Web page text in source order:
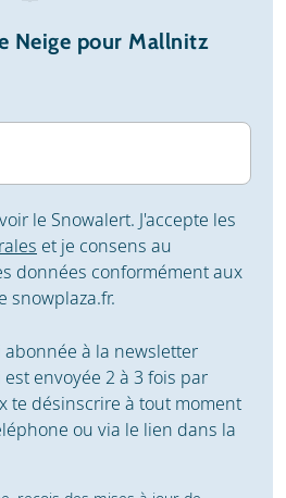
Neige pour Mallnitz
le Snowalert. J'accepte les
et je consens au
données conformément aux
snowplaza.fr.
abonnée à la newsletter
envoyée 2 à 3 fois par
te désinscrire à tout moment
ou via le lien dans la